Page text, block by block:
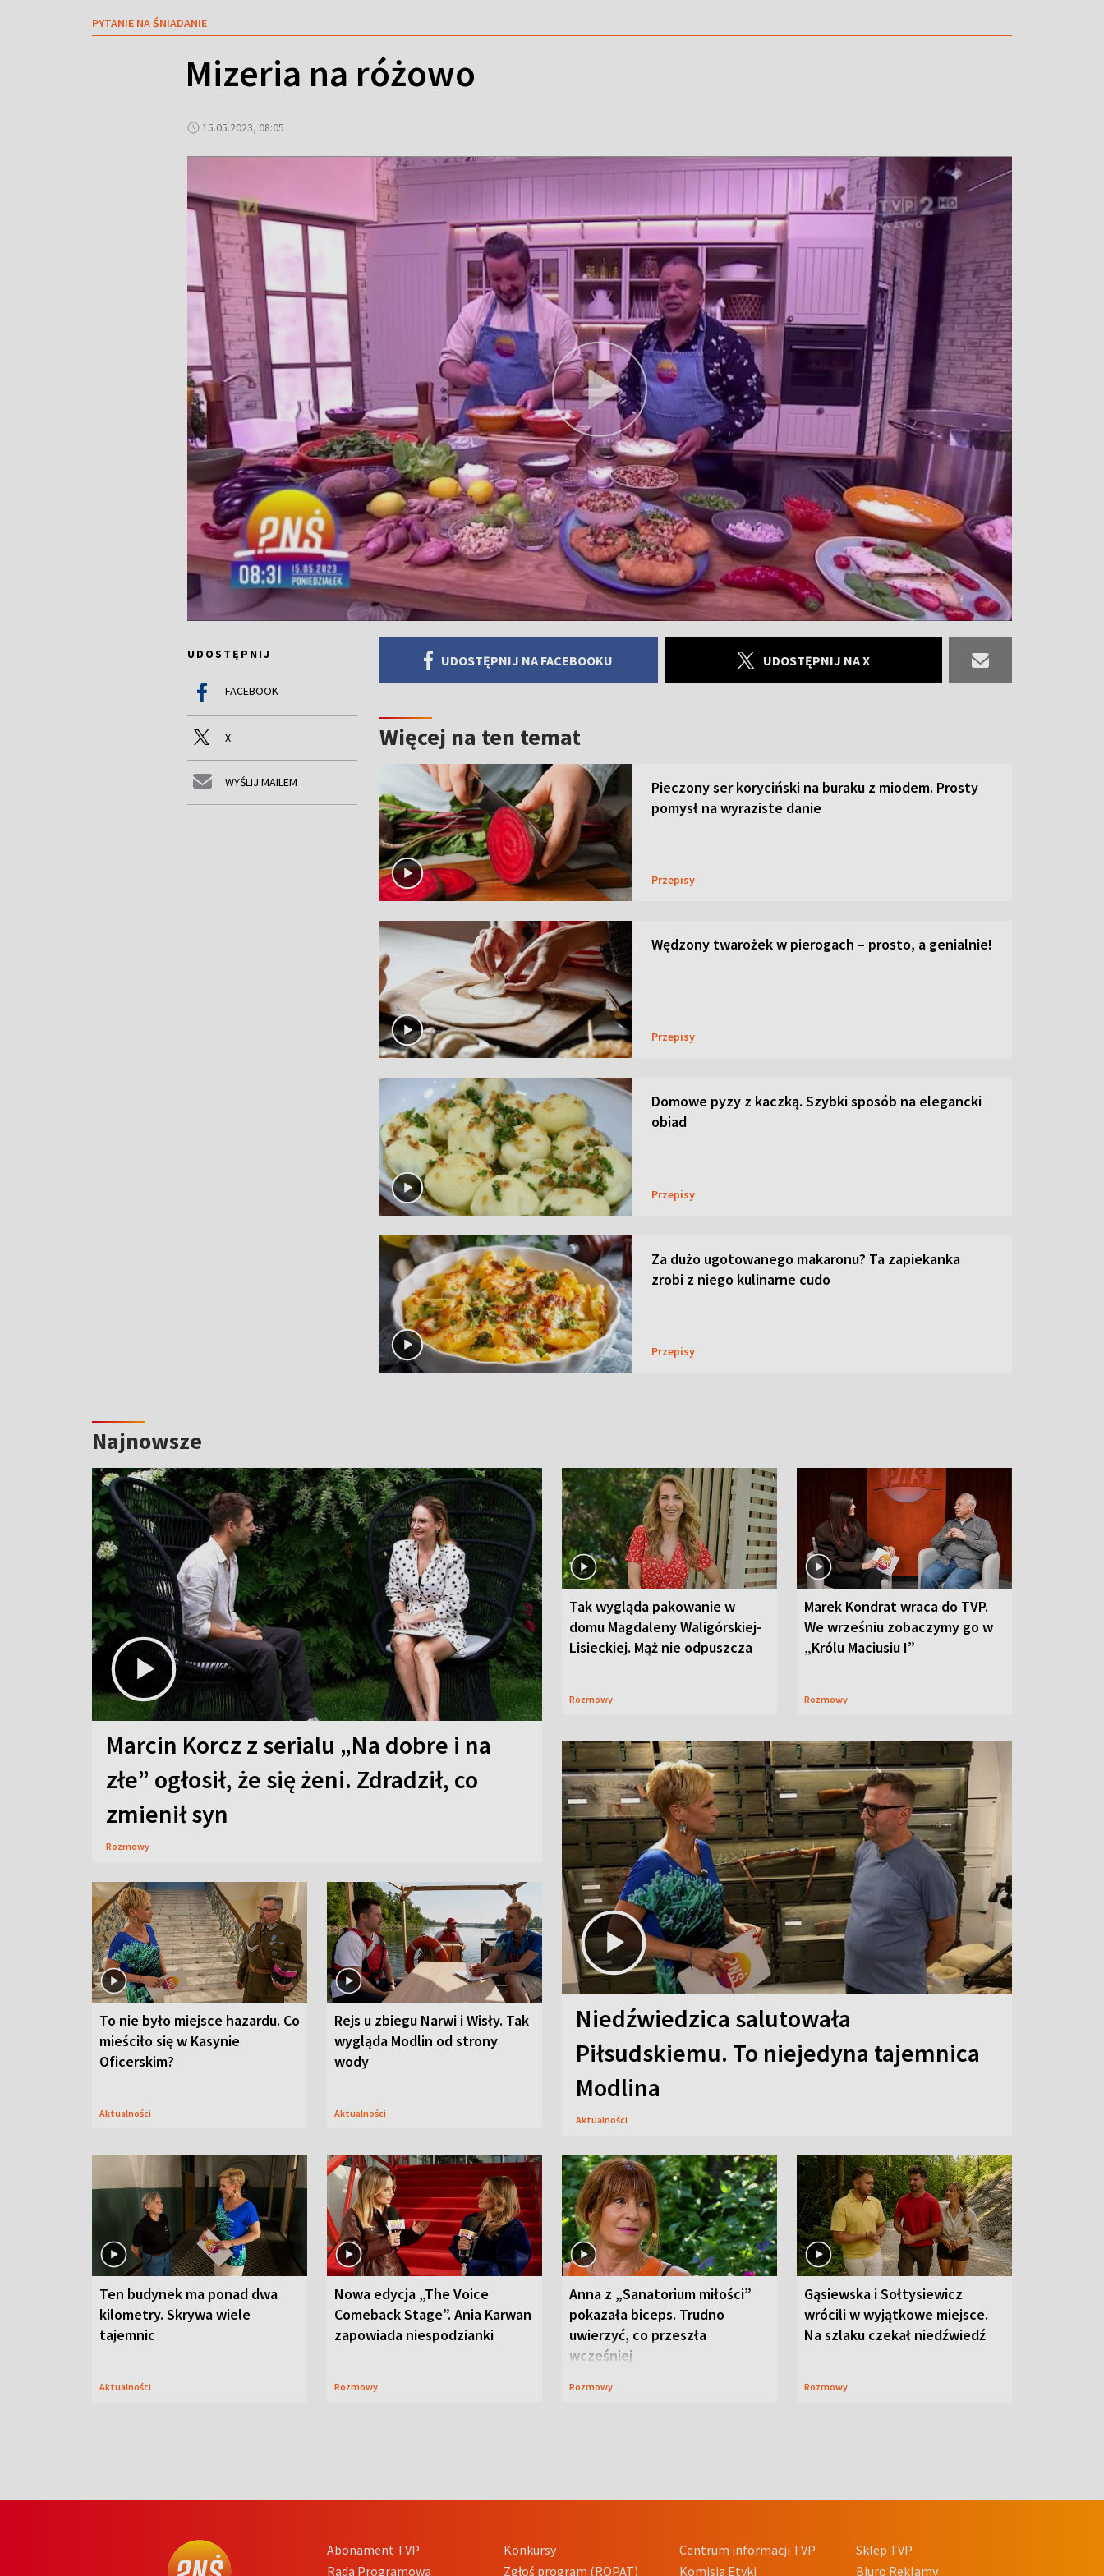
PYTANIE NA ŚNIADANIE
Mizeria na różowo
15.05.2023, 08:05
UDOSTĘPNIJ
FACEBOOK
X
WYŚLIJ MAILEM
UDOSTĘPNIJ NA FACEBOOKU UDOSTĘPNIJ NA X
Więcej na ten temat
Pieczony ser koryciński na buraku z miodem. Prosty
pomysł na wyraziste danie
Przepisy
Wędzony twarożek w pierogach – prosto, a genialnie!
Przepisy
Domowe pyzy z kaczką. Szybki sposób na elegancki
obiad
Przepisy
Za dużo ugotowanego makaronu? Ta zapiekanka
zrobi z niego kulinarne cudo
Przepisy
Najnowsze
Marcin Korcz z serialu „Na dobre i na
złe” ogłosił, że się żeni. Zdradził, co
zmienił syn
Rozmowy
Tak wygląda pakowanie w
domu Magdaleny Waligórskiej-
Lisieckiej. Mąż nie odpuszcza
Rozmowy
Marek Kondrat wraca do TVP.
We wrześniu zobaczymy go w
„Królu Maciusiu I”
Rozmowy
To nie było miejsce hazardu. Co
mieściło się w Kasynie
Oficerskim?
Aktualności
Rejs u zbiegu Narwi i Wisły. Tak
wygląda Modlin od strony
wody
Aktualności
Niedźwiedzica salutowała
Piłsudskiemu. To niejedyna tajemnica
Modlina
Aktualności
Ten budynek ma ponad dwa
kilometry. Skrywa wiele
tajemnic
Aktualności
Nowa edycja „The Voice
Comeback Stage”. Ania Karwan
zapowiada niespodzianki
Rozmowy
Anna z „Sanatorium miłości”
pokazała biceps. Trudno
uwierzyć, co przeszła
wcześniej
Rozmowy
Gąsiewska i Sołtysiewicz
wrócili w wyjątkowe miejsce.
Na szlaku czekał niedźwiedź
Rozmowy
Abonament TVP
Rada Programowa
Konkursy
Zgłoś program (ROPAT)
Centrum informacji TVP
Komisja Etyki
Sklep TVP
Biuro Reklamy